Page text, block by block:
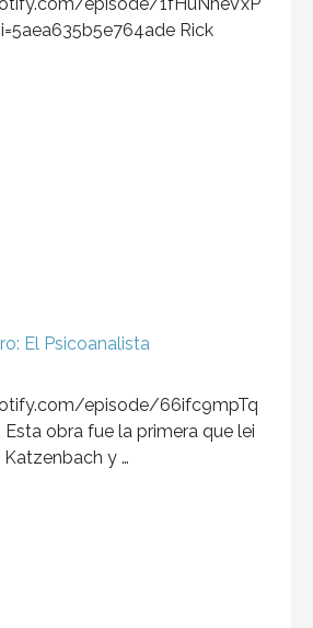
Rick
El Psicoanalista
episode/66ifc9mpTq
Esta obra fue la primera que lei
y …